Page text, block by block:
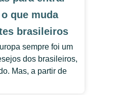
que muda
brasileiros
sempre foi um
dos brasileiros,
Mas, a partir de